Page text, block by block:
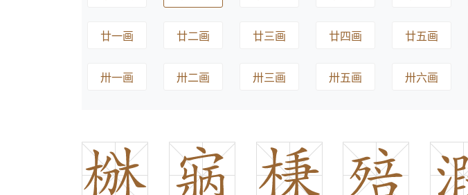
廿一画 廿二画 廿三画 廿四画 廿五画
卅一画 卅二画 卅三画 卅五画 卅六画